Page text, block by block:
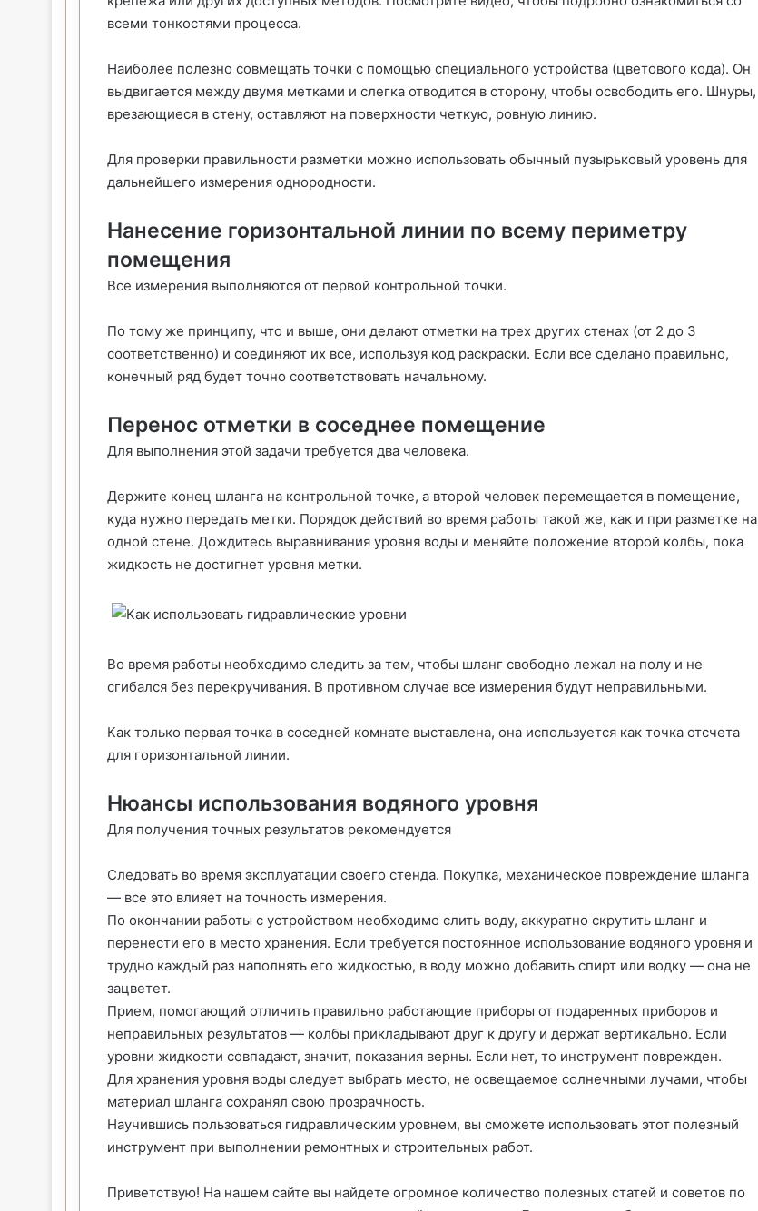
всеми тонкостями процесса.
Наиболее полезно совмещать точки с помощью специального устройства (цветового кода). Он
выдвигается между двумя метками и слегка отводится в сторону, чтобы освободить его. Шнуры,
врезающиеся в стену, оставляют на поверхности четкую, ровную линию.
Для проверки правильности разметки можно использовать обычный пузырьковый уровень для
дальнейшего измерения однородности.
Нанесение горизонтальной линии по всему периметру
помещения
Все измерения выполняются от первой контрольной точки.
По тому же принципу, что и выше, они делают отметки на трех других стенах (от 2 до 3
соответственно) и соединяют их все, используя код раскраски. Если все сделано правильно,
конечный ряд будет точно соответствовать начальному.
Перенос отметки в соседнее помещение
Для выполнения этой задачи требуется два человека.
Держите конец шланга на контрольной точке, а второй человек перемещается в помещение,
куда нужно передать метки. Порядок действий во время работы такой же, как и при разметке на
одной стене. Дождитесь выравнивания уровня воды и меняйте положение второй колбы, пока
жидкость не достигнет уровня метки.
Во время работы необходимо следить за тем, чтобы шланг свободно лежал на полу и не
сгибался без перекручивания. В противном случае все измерения будут неправильными.
Как только первая точка в соседней комнате выставлена, она используется как точка отсчета
для горизонтальной линии.
Нюансы использования водяного уровня
Для получения точных результатов рекомендуется
Следовать во время эксплуатации своего стенда. Покупка, механическое повреждение шланга
— все это влияет на точность измерения.
По окончании работы с устройством необходимо слить воду, аккуратно скрутить шланг и
перенести его в место хранения. Если требуется постоянное использование водяного уровня и
трудно каждый раз наполнять его жидкостью, в воду можно добавить спирт или водку — она не
зацветет.
Прием, помогающий отличить правильно работающие приборы от подаренных приборов и
неправильных результатов — колбы прикладывают друг к другу и держат вертикально. Если
уровни жидкости совпадают, значит, показания верны. Если нет, то инструмент поврежден.
Для хранения уровня воды следует выбрать место, не освещаемое солнечными лучами, чтобы
материал шланга сохранял свою прозрачность.
Научившись пользоваться гидравлическим уровнем, вы сможете использовать этот полезный
инструмент при выполнении ремонтных и строительных работ.
Приветствую! На нашем сайте вы найдете огромное количество полезных статей и советов по